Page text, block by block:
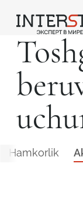
Hamkorlik